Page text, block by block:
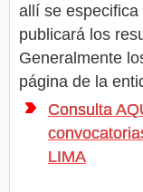
allí se
publicará los
Generalmente
página de la
Consulta
LIMA